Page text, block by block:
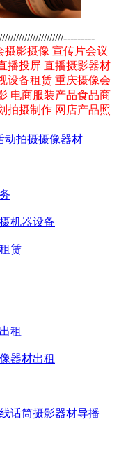
摄影摄像 宣传片会议
播投屏 直播摄影器材
设备租赁 重庆摄像会
电商服装产品食品商
拍摄制作 网店产品照
动拍摄摄像器材
机器设备
赁
租
器材出租
话筒摄影器材导播